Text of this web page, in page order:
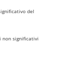
del
non significativi